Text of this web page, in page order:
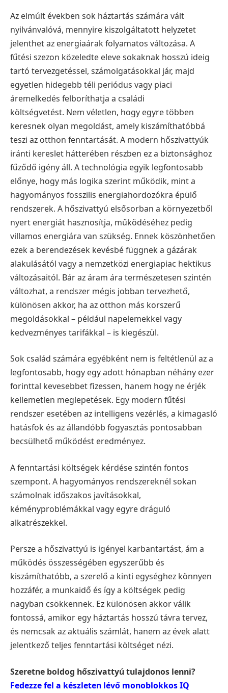
Az elmúlt években sok háztartás számára vált
nyilvánvalóvá, mennyire kiszolgáltatott helyzetet
jelenthet az energiaárak folyamatos változása. A
fűtési szezon közeledte eleve sokaknak hosszú ideig
tartó tervezgetéssel, számolgatásokkal jár, majd
egyetlen hidegebb téli periódus vagy piaci
áremelkedés felboríthatja a családi
költségvetést. Nem véletlen, hogy egyre többen
keresnek olyan megoldást, amely kiszámíthatóbbá
teszi az otthon fenntartását. A modern hőszivattyúk
iránti kereslet hátterében részben ez a biztonsághoz
fűződő igény áll. A technológia egyik legfontosabb
előnye, hogy más logika szerint működik, mint a
hagyományos fosszilis energiahordozókra épülő
rendszerek. A hőszivattyú elsősorban a környezetből
nyert energiát hasznosítja, működéséhez pedig
villamos energiára van szükség. Ennek köszönhetően
ezek a berendezések kevésbé függnek a gázárak
alakulásától vagy a nemzetközi energiapiac hektikus
változásaitól. Bár az áram ára természetesen szintén
változhat, a rendszer mégis jobban tervezhető,
különösen akkor, ha az otthon más korszerű
megoldásokkal – például napelemekkel vagy
kedvezményes tarifákkal – is kiegészül.
Sok család számára egyébként nem is feltétlenül az a
legfontosabb, hogy egy adott hónapban néhány ezer
forinttal kevesebbet fizessen, hanem hogy ne érjék
kellemetlen meglepetések. Egy modern fűtési
rendszer esetében az intelligens vezérlés, a kimagasló
hatásfok és az állandóbb fogyasztás pontosabban
becsülhető működést eredményez.
A fenntartási költségek kérdése szintén fontos
szempont. A hagyományos rendszereknél sokan
számolnak időszakos javításokkal,
kéményproblémákkal vagy egyre dráguló
alkatrészekkel.
Persze a hőszivattyú is igényel karbantartást, ám a
működés összességében egyszerűbb és
kiszámíthatóbb, a szerelő a kinti egységhez könnyen
hozzáfér, a munkaidő és így a költségek pedig
nagyban csökkennek. Ez különösen akkor válik
fontossá, amikor egy háztartás hosszú távra tervez,
és nemcsak az aktuális számlát, hanem az évek alatt
jelentkező teljes fenntartási költséget nézi.
Szeretne boldog hőszivattyú tulajdonos lenni?
Fedezze fel a készleten lévő monoblokkos IQ